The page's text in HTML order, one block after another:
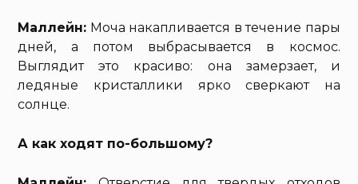
Маллейн: Моча накапливается в течение пары
дней, а потом выбрасывается в космос.
Выглядит это красиво: она замерзает, и
ледяные кристаллики ярко сверкают на
солнце.
А как ходят по-большому?